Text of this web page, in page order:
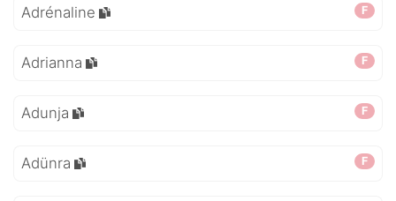
F
Adrénaline
F
Adrianna
F
Adunja
F
Adünra